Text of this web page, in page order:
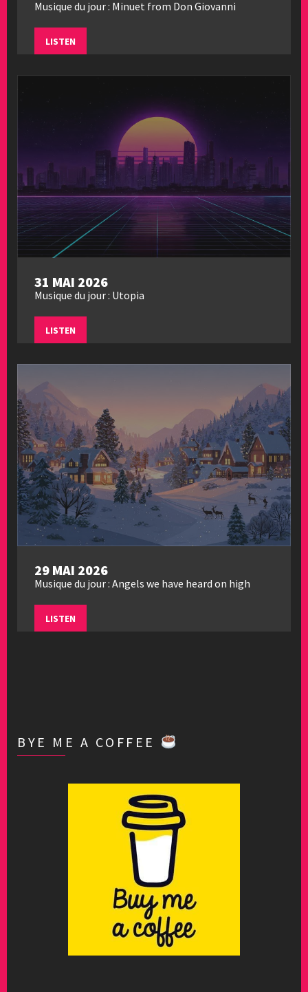
Musique du jour : Minuet from Don Giovanni
LISTEN
31 MAI 2026
Musique du jour : Utopia
LISTEN
29 MAI 2026
Musique du jour : Angels we have heard on high
LISTEN
BYE ME A COFFEE